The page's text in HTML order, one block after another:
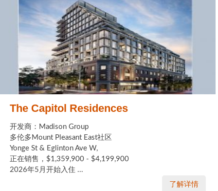
The Capitol Residences
开发商：Madison Group
多伦多Mount Pleasant East社区
Yonge St & Eglinton Ave W,
正在销售，$1,359,900 - $4,199,900
2026年5月开始入住 ...
了解详情